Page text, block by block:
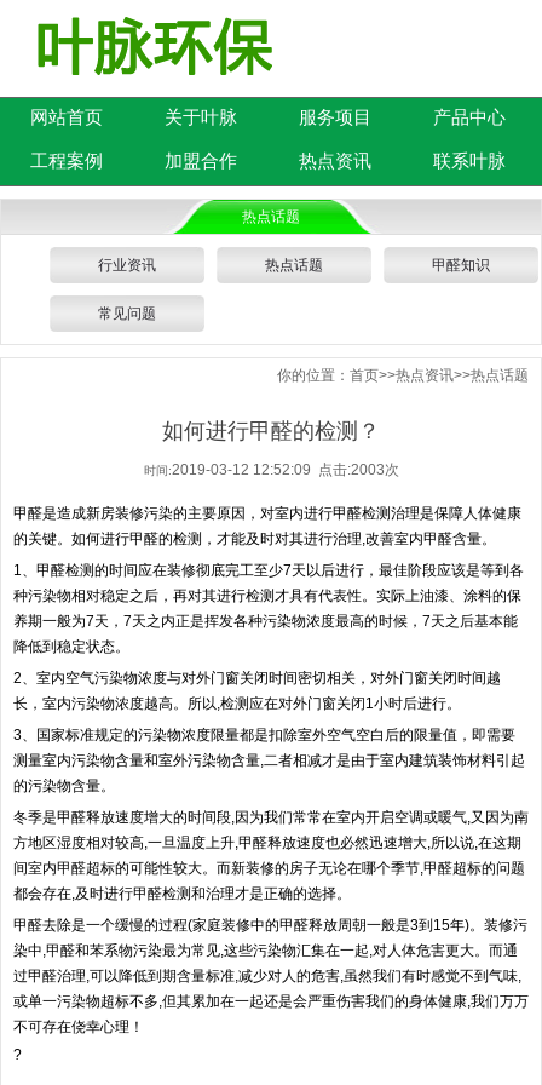
网站首页 关于叶脉 服务项目 产品中心
工程案例 加盟合作 热点资讯 联系叶脉
热点话题
行业资讯 热点话题 甲醛知识
常见问题
你的位置： 首页>>热点资讯>>热点话题
如何进行甲醛的检测？
时间:2019-03-12 12:52:09 点击:2003次
甲醛是造成新房装修污染的主要原因，对室内进行甲醛检测治理是保障人体健康
的关键。如何进行甲醛的检测，才能及时对其进行治理,改善室内甲醛含量。
1、甲醛检测的时间应在装修彻底完工至少7天以后进行，最佳阶段应该是等到各
种污染物相对稳定之后，再对其进行检测才具有代表性。实际上油漆、涂料的保
养期一般为7天，7天之内正是挥发各种污染物浓度最高的时候，7天之后基本能
降低到稳定状态。
2、室内空气污染物浓度与对外门窗关闭时间密切相关，对外门窗关闭时间越
长，室内污染物浓度越高。所以,检测应在对外门窗关闭1小时后进行。
3、国家标准规定的污染物浓度限量都是扣除室外空气空白后的限量值，即需要
测量室内污染物含量和室外污染物含量,二者相减才是由于室内建筑装饰材料引起
的污染物含量。
冬季是甲醛释放速度增大的时间段,因为我们常常在室内开启空调或暖气,又因为南
方地区湿度相对较高,一旦温度上升,甲醛释放速度也必然迅速增大,所以说,在这期
间室内甲醛超标的可能性较大。而新装修的房子无论在哪个季节,甲醛超标的问题
都会存在,及时进行甲醛检测和治理才是正确的选择。
甲醛去除是一个缓慢的过程(家庭装修中的甲醛释放周朝一般是3到15年)。装修污
染中,甲醛和苯系物污染最为常见,这些污染物汇集在一起,对人体危害更大。而通
过甲醛治理,可以降低到期含量标准,减少对人的危害,虽然我们有时感觉不到气味,
或单一污染物超标不多,但其累加在一起还是会严重伤害我们的身体健康,我们万万
不可存在侥幸心理！
?